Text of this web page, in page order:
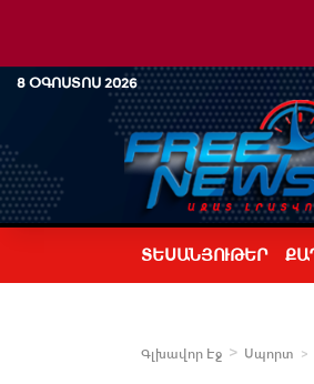
8 ՕԳՈՍՏՈՍ 2026
ՏԵՍԱՆՅՈՒԹԵՐ
Գլխավոր Էջ Սպորտ